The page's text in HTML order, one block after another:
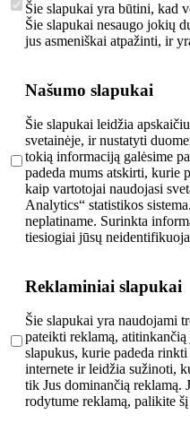
Šie slapukai yra būtini, kad
Šie slapukai nesaugo jokių
jus asmeniškai atpažinti, ir
Našumo slapukai
Šie slapukai leidžia
svetainėje, ir nustatyti
tokią informaciją galėsime
padeda mums atskirti, kurie
kaip vartotojai naudojasi
Analytics“ statistikos
neplatiname. Surinkta
tiesiogiai jūsų
Reklaminiai slapukai
Šie slapukai yra naudojami
pateikti reklamą,
slapukus, kurie padeda
internete ir leidžia sužinoti,
tik Jus dominančią reklamą.
rodytume reklamą, palikite